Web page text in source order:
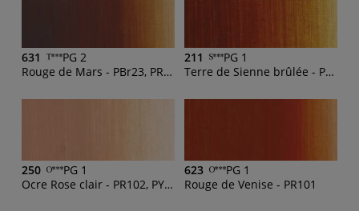
631
PG 2
Rouge de Mars - PBr23, PR101, PY42, PBk11
211
PG 1
Terre de Sienne brûlée - PBk11, PR101
250
PG 1
Ocre Rose clair - PR102, PY43, PW4
623
PG 1
Rouge de Venise - PR101